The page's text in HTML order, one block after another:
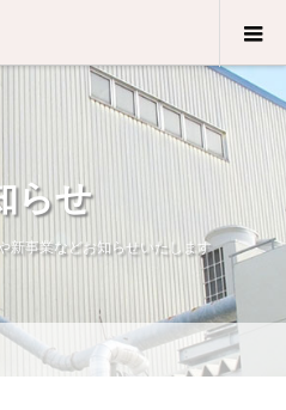
らせ
新事業などお知らせいたします